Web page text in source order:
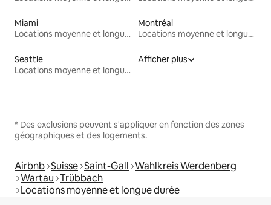
Miami
Locations moyenne et longue durée
Montréal
Locations moyenne et longue durée
Seattle
Locations moyenne et longue durée
Afficher plus
* Des exclusions peuvent s'appliquer en fonction des zones
géographiques et des logements.
Airbnb Suisse Saint-Gall Wahlkreis Werdenberg
Wartau Trübbach
Locations moyenne et longue durée